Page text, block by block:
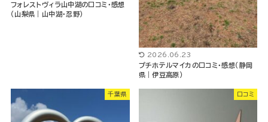
フォレストヴィラ山中湖の口コミ・感想
（山梨県｜山中湖・忍野）
2026.06.23
プチホテルマイカの口コミ・感想（静岡
県｜伊豆高原）
千葉県 口コミ